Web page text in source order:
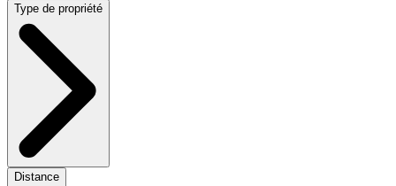
Type de propriété
Distance